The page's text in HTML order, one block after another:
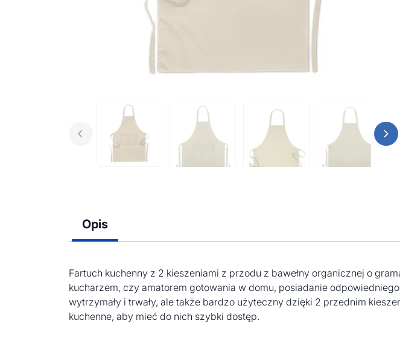
Opis
Fartuch kuchenny z 2 kieszeniami z przodu z bawełny organicznej o
kucharzem, czy amatorem gotowania w domu, posiadanie
wytrzymały i trwały, ale także bardzo użyteczny dzięki 2 przednim
kuchenne, aby mieć do nich szybki dostęp.